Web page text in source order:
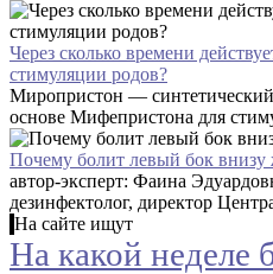
Через сколько времени
стимуляции родов?
Миропристон —
основе Мифепристона для
Почему болит левый бок внизу
автор-эксперт: Фаина
дезинфектолог, директор
На сайте ищут
На какой неделе